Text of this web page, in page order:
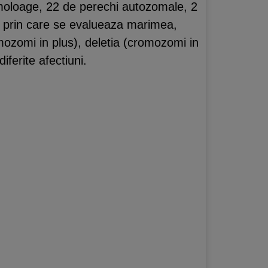
22 de perechi autozomale, 2
care se evalueaza marimea,
in plus), deletia (cromozomi in
afectiuni.